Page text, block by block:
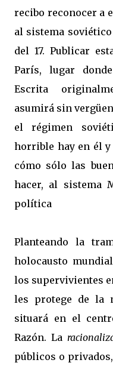
recibo reconocer a
al sistema
del 17. Publicar
París, lugar
Escrita
asumirá sin
el régimen
horrible hay en él
cómo sólo las
hacer, al sistema
política
Planteando la
holocausto
los supervivientes
les protege de la
situará en el
Razón. La
públicos o